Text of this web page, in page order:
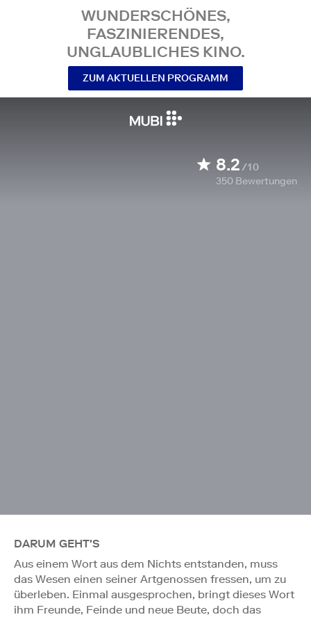
WUNDERSCHÖNES,
FASZINIERENDES,
UNGLAUBLICHES KINO.
ZUM AKTUELLEN PROGRAMM
8.2/10
350 Bewertungen
DARUM GEHT'S
Aus einem Wort aus dem Nichts entstanden, muss
das Wesen einen seiner Artgenossen fressen, um zu
überleben. Einmal ausgesprochen, bringt dieses Wort
ihm Freunde, Feinde und neue Beute, doch das